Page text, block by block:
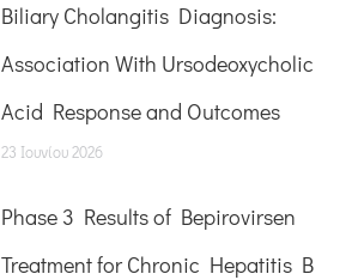
Biliary Cholangitis Diagnosis:
Association With Ursodeoxycholic
Acid Response and Outcomes
23 Ιουνίου 2026
Phase 3 Results of Bepirovirsen
Treatment for Chronic Hepatitis B